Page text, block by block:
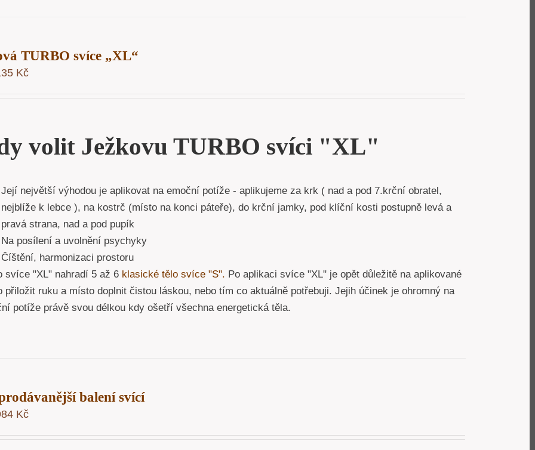
TURBO svíce „XL“
Kč
volit Ježkovu TURBO svíci "XL"
Její největší výhodou je aplikovat na emoční potíže - aplikujeme za krk ( nad a pod 7.krční obratel,
nejblíže k lebce ), na kostrč (místo na konci páteře), do krční jamky, pod klíční kosti postupně levá a
pravá strana, nad a pod pupík
Na posílení a uvolnění psychyky
Číštění, harmonizaci prostoru
svíce "XL" nahradí 5 až 6 klasické tělo svíce "S". Po aplikaci svíce "XL" je opět důležitě na aplikované
přiložit ruku a místo doplnit čistou láskou, nebo tím co aktuálně potřebuji. Jejih účinek je ohromný na
potíže právě svou délkou kdy ošetří všechna energetická těla.
balení svící
Kč